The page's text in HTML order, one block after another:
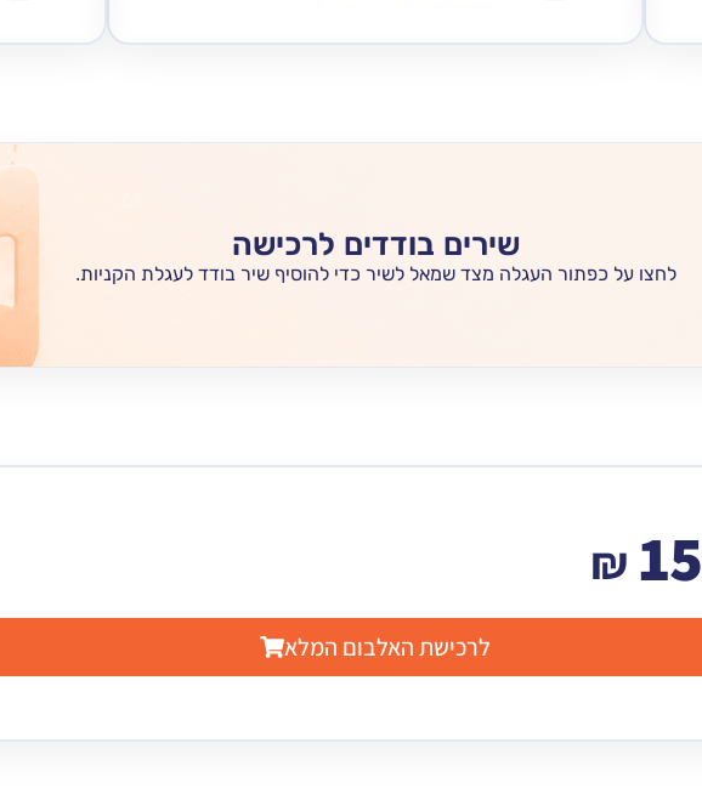
שירים בודדים לרכישה
לחצו על כפתור העגלה מצד שמאל לשיר כדי להוסיף שיר בודד לעגלת הקניות.
₪ 15
לרכישת האלבום המלא